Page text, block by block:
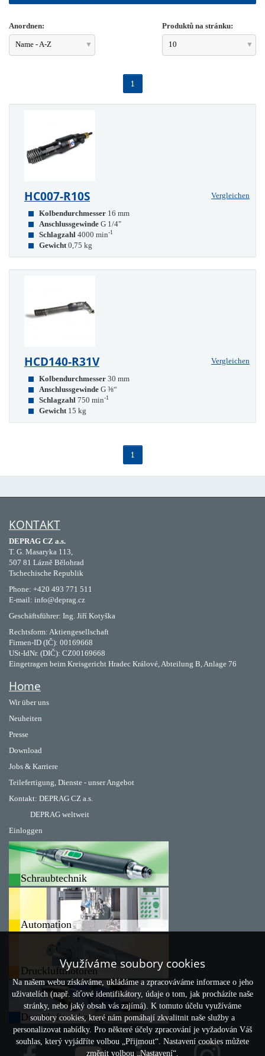
Anordnen:
Name - A-Z
Produktů na stránku:
10
1
HC007-R10S
Vergleichen
Kolbendurchmesser 16 mm
Anschlussgewinde G 1/4"
Schlagzahl 4000 min-1
Gewicht 0,75 kg
HCD140-R31V
Vergleichen
Kolbendurchmesser 30 mm
Anschlussgewinde G ⅜“
Schlagzahl 750 min-1
Gewicht 15 kg
1
KONTAKT
DEPRAG CZ a.s.
T. G. Masaryka 113,
507 81 Lázně Bělohrad
Tschechische Republik
Phone: +420 493 771 511
E-mail: info@deprag.cz
Geschäftsführer: Ing. Jiří Kotyška
Rechtsform: Aktiengesellschaft
Firmen-ID (IČ): 00169668
USt-IdNr. (DIČ): CZ00169668
Eingetragen beim Kreisgericht Hradec Králové, Abteilung B, Anlage 76
Home
Wir über uns
Neuheiten
Presse
Download
Jobs & Karriere
Teilefertigung, Dienste - unser Angebot
Kontakt: DEPRAG CZ a.s.
DEPRAG weltweit
Einloggen
Schraubtechnik
Automation
Druckluftmotoren
Druckluftwerkzeuge
Využíváme soubory cookies
Na našem webu získáváme, ukládáme a zpracováváme informace o jeho
uživatelích (např. síťové identifikátory, údaje o tom, jak procházíte naše
stránky, nebo jaký obsah vás zajímá). K tomuto účelu využíváme
soubory cookies, které nám pomáhají zkvalitnit naše služby a
personalizovat nabídky. Pro některé účely zpracování je vyžadován Váš
souhlas, který vyjádříte volbou „Přijmout“. Nastavení cookies můžete
změnit volbou „Nastavení“.